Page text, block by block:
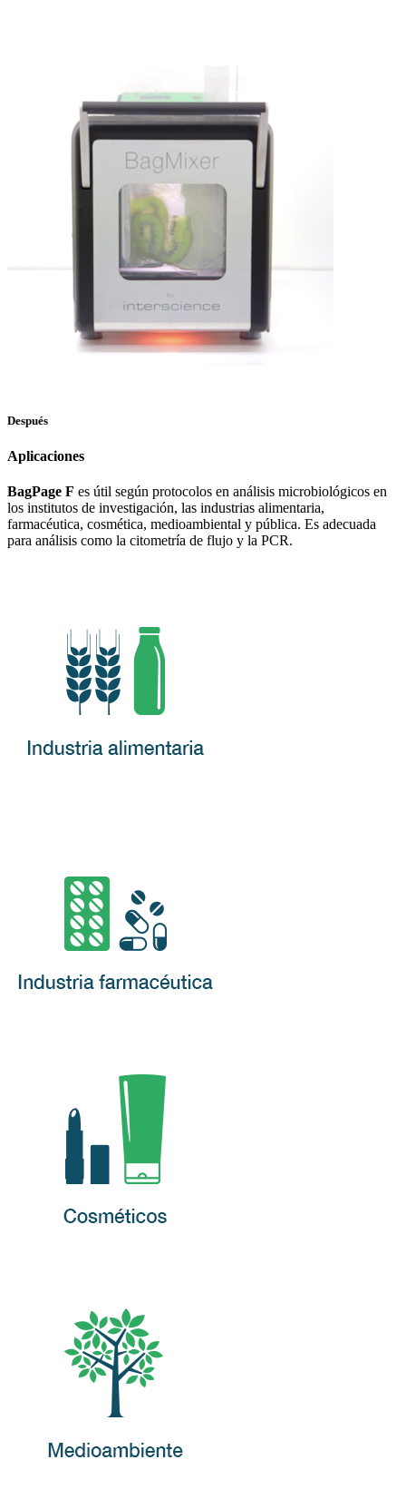
Después
Aplicaciones
BagPage F es útil según protocolos en análisis microbiológicos en
los institutos de investigación, las industrias alimentaria,
farmacéutica, cosmética, medioambiental y pública. Es adecuada
para análisis como la citometría de flujo y la PCR.